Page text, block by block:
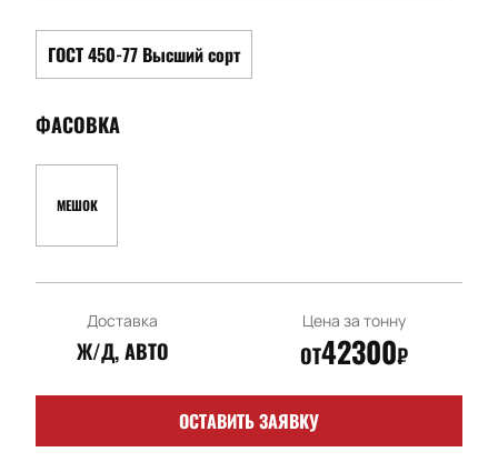
ГОСТ 450-77 Высший сорт
ФАСОВКА
МЕШОК
Доставка
Ж/Д, АВТО
Цена за тонну
ОТ42300₽
ОСТАВИТЬ ЗАЯВКУ